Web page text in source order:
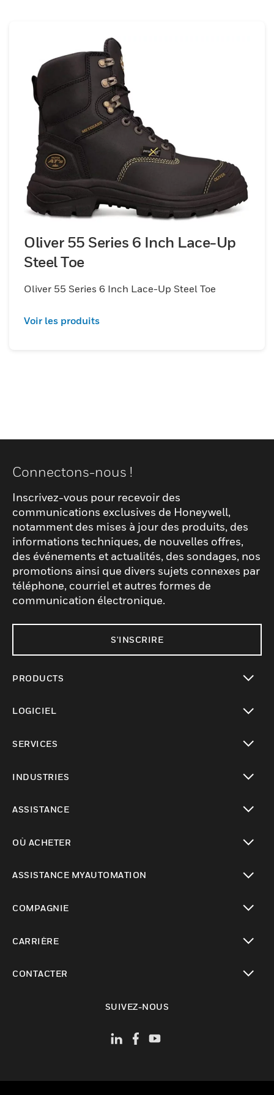
Oliver 55 Series 6 Inch Lace-Up
Steel Toe
Oliver 55 Series 6 Inch Lace-Up Steel Toe
Voir les produits
Connectons-nous !
Inscrivez-vous pour recevoir des
communications exclusives de Honeywell,
notamment des mises à jour des produits, des
informations techniques, de nouvelles offres,
des événements et actualités, des sondages, nos
promotions ainsi que divers sujets connexes par
téléphone, courriel et autres formes de
communication électronique.
S'INSCRIRE
PRODUCTS
LOGICIEL
SERVICES
INDUSTRIES
ASSISTANCE
OÙ ACHETER
ASSISTANCE MYAUTOMATION
COMPAGNIE
CARRIÈRE
CONTACTER
SUIVEZ-NOUS